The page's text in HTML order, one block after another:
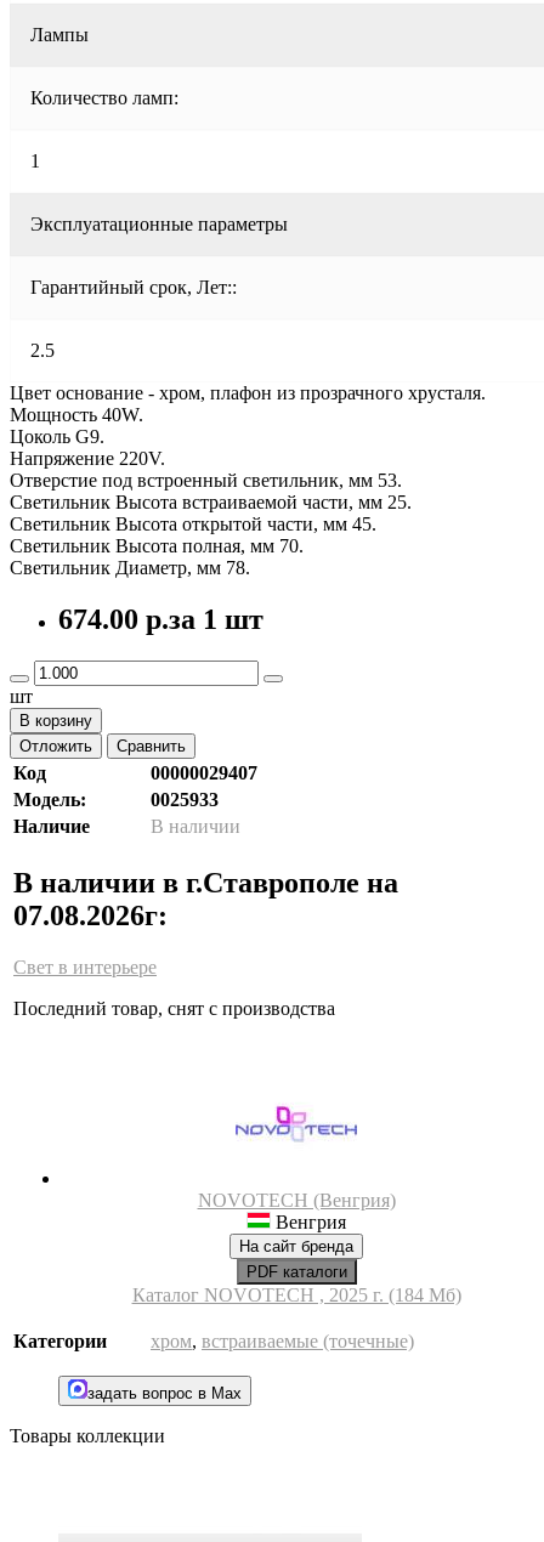
Лампы
Количество ламп:
1
Эксплуатационные параметры
Гарантийный срок, Лет::
2.5
Цвет основание - хром, плафон из прозрачного хрусталя.
Мощность 40W.
Цоколь G9.
Напряжение 220V.
Отверстие под встроенный светильник, мм 53.
Светильник Высота встраиваемой части, мм 25.
Светильник Высота открытой части, мм 45.
Светильник Высота полная, мм 70.
Светильник Диаметр, мм 78.
674.00 р.за 1 шт
шт
В корзину
Отложить
Сравнить
Код
00000029407
Модель:
0025933
Наличие
В наличии
В наличии в г.Ставрополе на
07.08.2026г:
Свет в интерьере
Последний товар, снят с производства
NOVOTECH (Венгрия)
Венгрия
На сайт бренда
PDF каталоги
Каталог NOVOTECH , 2025 г. (184 Мб)
Категории хром, встраиваемые (точечные)
задать вопрос в Max
Товары коллекции